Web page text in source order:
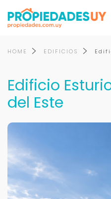
HOME EDIFICIOS
Edificio
del Este